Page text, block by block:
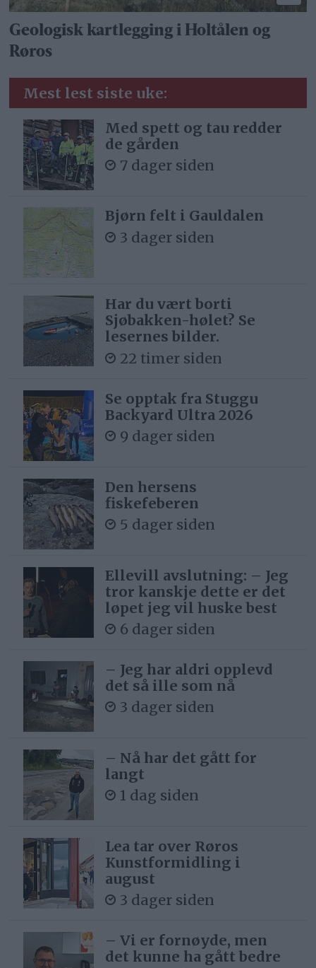
Geologisk kartlegging i Holtålen og
Røros
Mest lest siste uke:
Med spett og tau redder
de gården
7 dager siden
Bjørn felt i Gauldalen
3 dager siden
Har du vært borti
Sjøbakken-hølet? Se
lesernes bilder.
22 timer siden
Se opptak fra Stuggu
Backyard Ultra 2026
9 dager siden
Den hersens
fiskefeberen
5 dager siden
Ellevill avslutning: – Jeg
tror kanskje dette er det
løpet jeg vil huske best
6 dager siden
– Jeg har aldri opplevd
det så ille som nå
3 dager siden
– Nå har det gått for
langt
1 dag siden
Lea tar over Røros
Kunstformidling i
august
3 dager siden
– Vi er fornøyde, men
det kunne ha gått bedre